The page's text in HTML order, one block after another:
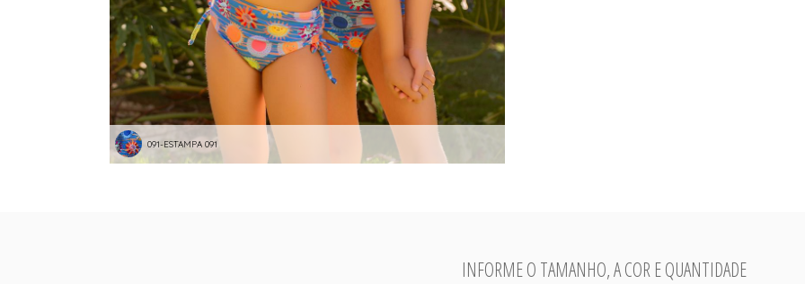
091-ESTAMPA 091
INFORME O TAMANHO, A COR E QUANTIDADE